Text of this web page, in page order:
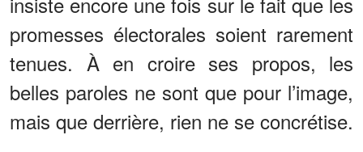
promesses électorales soient rarement
tenues. À en croire ses propos, les
belles paroles ne sont que pour l’image,
mais que derrière, rien ne se concrétise.